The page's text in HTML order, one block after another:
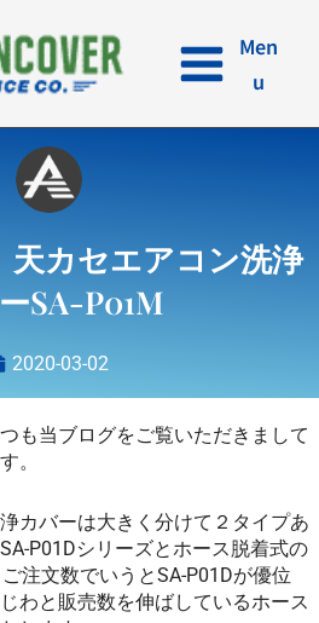
Men
u
天カセエアコン洗浄
SA-P01M
2020-03-02
も当ブログをご覧いただきまして
。
カバーは大きく分けて２タイプあ
P01Dシリーズとホース脱着式の
注文数でいうとSA-P01Dが優位
わと販売数を伸ばしているホース